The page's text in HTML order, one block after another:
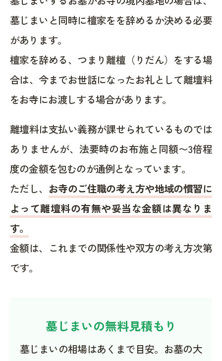
墓じまいと同時に檀家をを辞めるか決める必要
があります。
檀家を辞める、つまり離檀（りだん）をする場
合は、今までお世話になったお礼として離壇料
をお寺にお渡しする場合があります。
離壇料は支払い義務が課せられているものでは
ありませんが、法要時のお布施と同額〜3倍程
度の金額を包むのが通例となっています。
ただし、 お寺のご住職の考え方や地域の慣習に
よって離壇料の有無や妥当な金額は異なりま
す。
金額は、これまでの関係性や双方の考え方次第
です。
墓じまいの無料見積もり
墓じまいの相場はあくまで目安。お墓の大